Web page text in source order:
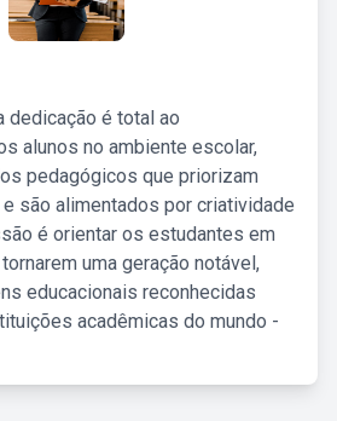
dedicação é total ao
alunos no ambiente escolar,
pedagógicos que priorizam
são alimentados por criatividade
é orientar os estudantes em
uma geração notável,
educacionais reconhecidas
acadêmicas do mundo -